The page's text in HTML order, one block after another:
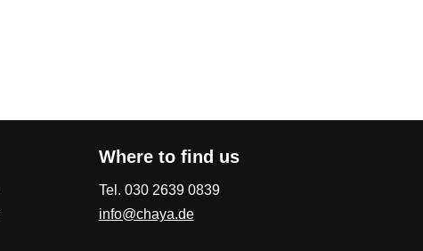
Where to find us
Tel. 030 2639 0839
info@chaya.de